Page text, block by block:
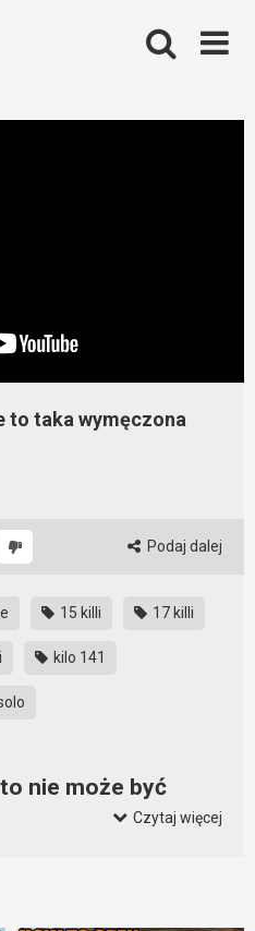
to taka wymęczona
Podaj dalej
15 killi 17 killi
kilo 141
nie może być
Czytaj więcej